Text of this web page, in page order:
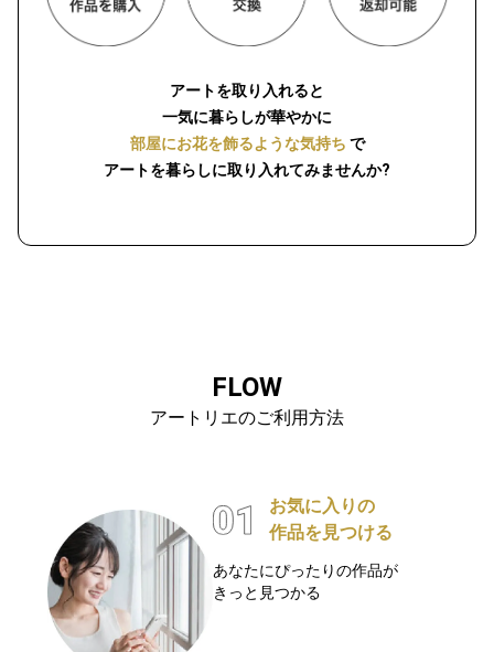
アートを取り入れると
一気に暮らしが華やかに
部屋にお花を飾るような気持ち で
アートを暮らしに取り入れてみませんか?
FLOW
アートリエのご利用方法
お気に入りの
作品を見つける
あなたにぴったりの作品が
きっと見つかる